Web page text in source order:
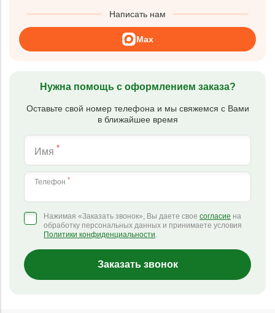
Написать нам
Max
Нужна помощь с оформлением заказа?
Оставьте свой номер телефона и мы свяжемся с Вами
в ближайшее время
Имя *
Телефон *
Нажимая «Заказать звонок», Вы даете свое согласие на
обработку персональных данных и принимаете условия
Политики конфиденциальности.
Заказать звонок